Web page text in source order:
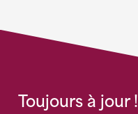
Toujours à jour !